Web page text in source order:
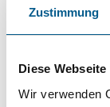
Zustimmung
Diese
Wir verwenden
Sie suchen
Projekt oder
direkt über